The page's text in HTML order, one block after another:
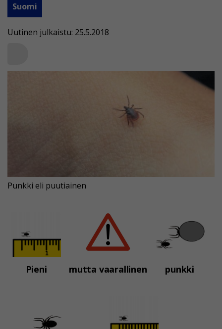
Suomi
Uutinen julkaistu: 25.5.2018
Pieni mutta vaarallinen punkki
Punkki eli puutiainen